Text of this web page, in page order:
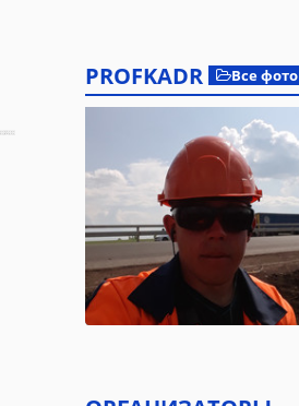
PROFKADR Все фото